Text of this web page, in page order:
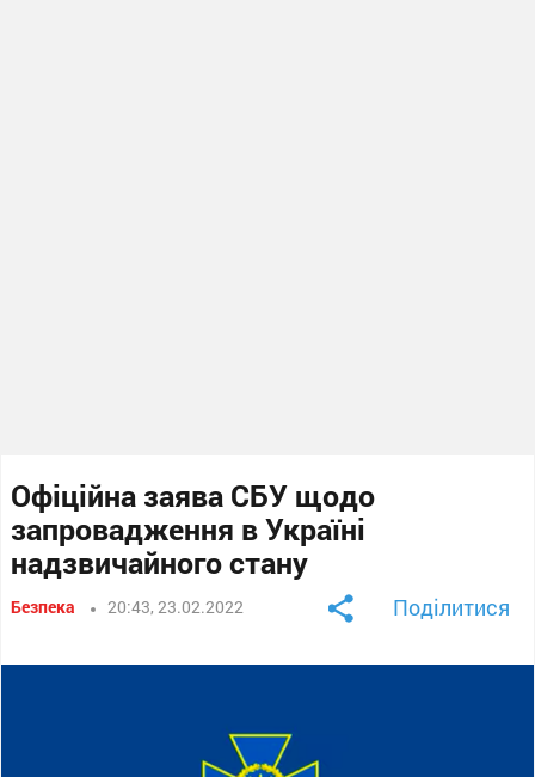
Офіційна заява СБУ щодо
запровадження в Україні
надзвичайного стану
Безпека 20:43, 23.02.2022 Поділитися